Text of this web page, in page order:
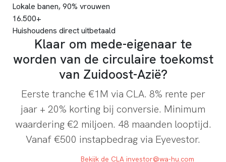
Lokale banen, 90% vrouwen
16.500+
Huishoudens direct uitbetaald
Klaar om mede-eigenaar te
worden van de circulaire toekomst
van Zuidoost-Azië?
Eerste tranche €1M via CLA. 8% rente per
jaar + 20% korting bij conversie. Minimum
waardering €2 miljoen. 48 maanden looptijd.
Vanaf €500 instapbedrag via Eyevestor.
Bekijk de CLA investor@wa-hu.com